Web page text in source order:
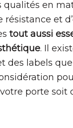
qualités en
résistance et
tout aussi
. Il
des labels
votre porte soit